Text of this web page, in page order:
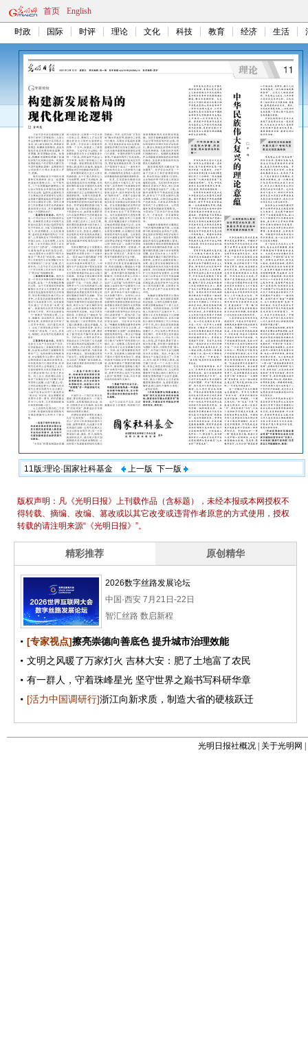
首页 English
时政 国际 时评 理论 文化 科技 教育 经济 生活
11版:理论·国家社科基金 上一版 下一版
光明日报社概况 关于光明网